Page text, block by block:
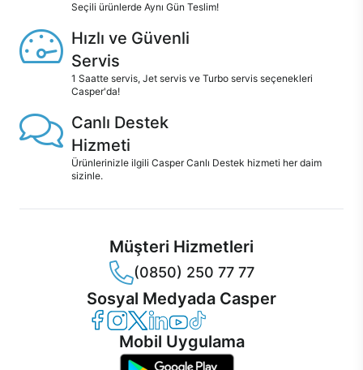
Seçili ürünlerde Aynı Gün Teslim!
Hızlı ve Güvenli
Servis
1 Saatte servis, Jet servis ve Turbo servis seçenekleri
Casper'da!
Canlı Destek
Hizmeti
Ürünlerinizle ilgili Casper Canlı Destek hizmeti her daim
sizinle.
Müşteri Hizmetleri
(0850) 250 77 77
Sosyal Medyada Casper
Casper Facebook
Casper Instagram
Casper Twitter
Casper LinkedIn
Casper YouTube
Casper TikTok
Mobil Uygulama